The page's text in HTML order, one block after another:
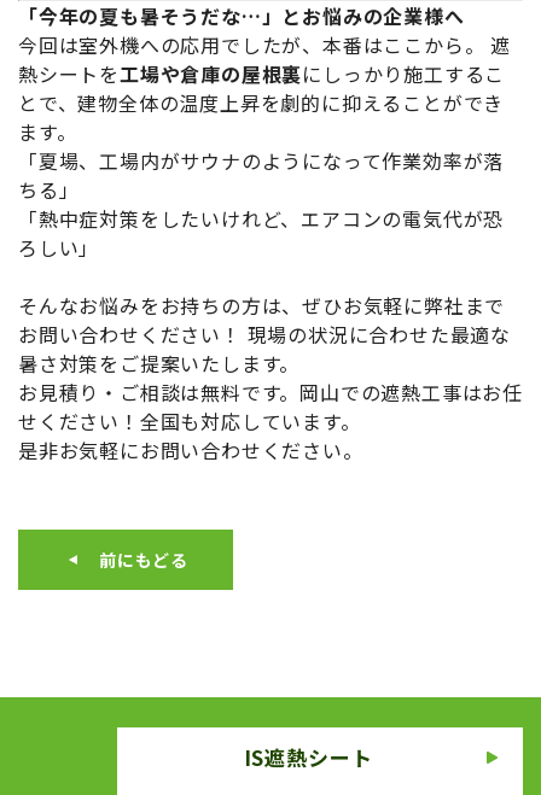
「今年の夏も暑そうだな…」とお悩みの企業様へ
今回は室外機への応用でしたが、本番はここから。 遮
熱シートを工場や倉庫の屋根裏にしっかり施工するこ
とで、建物全体の温度上昇を劇的に抑えることができ
ます。
「夏場、工場内がサウナのようになって作業効率が落
ちる」
「熱中症対策をしたいけれど、エアコンの電気代が恐
ろしい」
そんなお悩みをお持ちの方は、ぜひお気軽に弊社まで
お問い合わせください！ 現場の状況に合わせた最適な
暑さ対策をご提案いたします。
お見積り・ご相談は無料です。岡山での遮熱工事はお任
せください！全国も対応しています。
是非お気軽にお問い合わせください。
前にもどる
IS遮熱シート